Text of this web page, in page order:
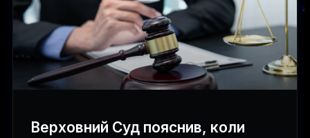
Верховний Суд пояснив, коли